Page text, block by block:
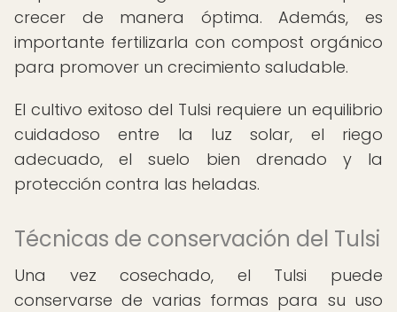
crecer de manera óptima. Además, es
importante fertilizarla con compost orgánico
para promover un crecimiento saludable.
El cultivo exitoso del Tulsi requiere un equilibrio
cuidadoso entre la luz solar, el riego
adecuado, el suelo bien drenado y la
protección contra las heladas.
Técnicas de conservación del Tulsi
Una vez cosechado, el Tulsi puede
conservarse de varias formas para su uso